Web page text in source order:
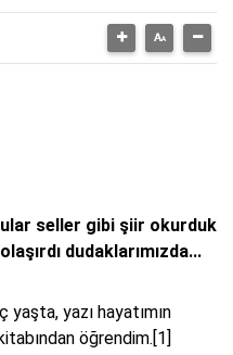
seller gibi şiir okurduk
dudaklarımızda...
yaşta, yazı hayatımın
öğrendim.[1]